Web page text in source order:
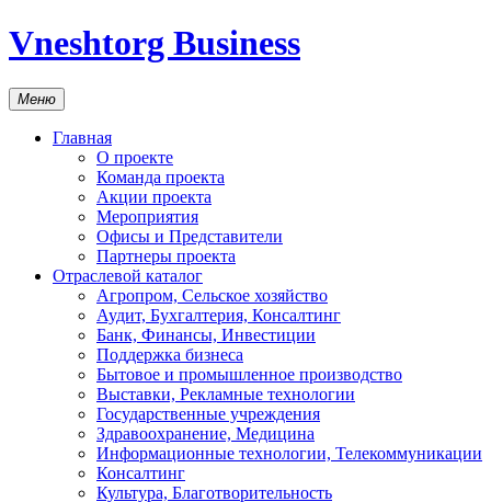
Vneshtorg Business
Меню
Главная
О проекте
Команда проекта
Акции проекта
Мероприятия
Офисы и Представители
Партнеры проекта
Отраслевой каталог
Агропром, Сельское хозяйство
Аудит, Бухгалтерия, Консалтинг
Банк, Финансы, Инвестиции
Поддержка бизнеса
Бытовое и промышленное производство
Выставки, Рекламные технологии
Государственные учреждения
Здравоохранение, Медицина
Информационные технологии, Телекоммуникации
Консалтинг
Культура, Благотворительность